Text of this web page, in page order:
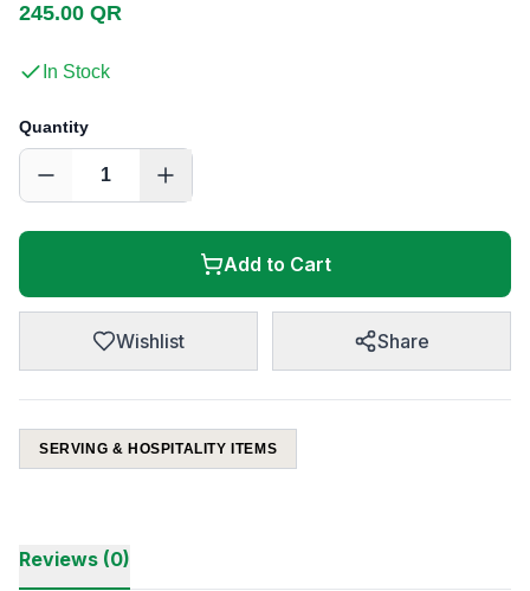
245.00 QR
In Stock
Quantity
1
Add to Cart
Wishlist Share
SERVING & HOSPITALITY ITEMS
Reviews (0)